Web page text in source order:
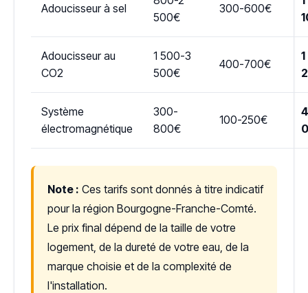
Adoucisseur à sel
500€
300-600€
Adoucisseur au
CO2
1 500-3
500€
400-700€
Système
électromagnétique
300-
800€
100-250€
Note : Ces tarifs sont donnés à titre indicatif
pour la région Bourgogne-Franche-Comté.
Le prix final dépend de la taille de votre
logement, de la dureté de votre eau, de la
marque choisie et de la complexité de
l'installation.